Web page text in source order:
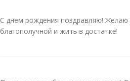
С днем рождения поздравляю!
благополучной и жить в достатке!